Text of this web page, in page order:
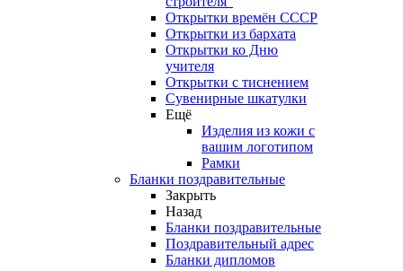
Открытки времён СССР
Открытки из бархата
Открытки ко Дню
учителя
Открытки с тиснением
Сувенирные шкатулки
Ещё
Изделия из кожи с
вашим логотипом
Рамки
Бланки поздравительные
Закрыть
Назад
Бланки поздравительные
Поздравительный адрес
Бланки дипломов